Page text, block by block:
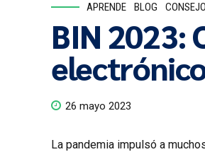
APRENDE BLOG CONSEJO
BIN 2023:
26 mayo 2023
La pandemia impulsó a